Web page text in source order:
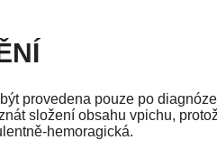
provedena pouze po
složení obsahu vpichu,
hemoragická.